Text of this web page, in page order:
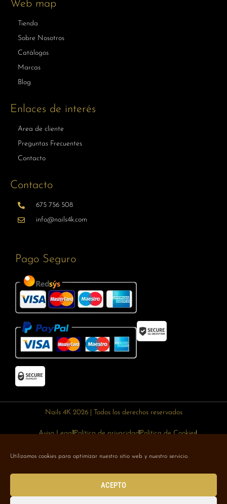
Utilizamos cookies para optimizar nuestro sitio web y nuestro servicio.
ACEPTO
Web map
Tienda
Sobre Nosotros
Catálogos
Marcas
Blog
Enlaces de interés
Area de cliente
Preguntas Frecuentes
Contacto
Contacto
675 756 508
info@nails4k.com
Pago Seguro
Nails 4K 2026 | Todos los derechos reservados
Aviso LegalPolítica de privacidadPolítica de Cookies